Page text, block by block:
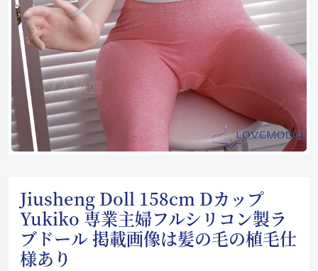
Jiusheng Doll 158cm Dカップ
Yukiko 専業主婦フルシリコン製ラ
ブドール 掲載画像は髪の毛の植毛仕
様あり